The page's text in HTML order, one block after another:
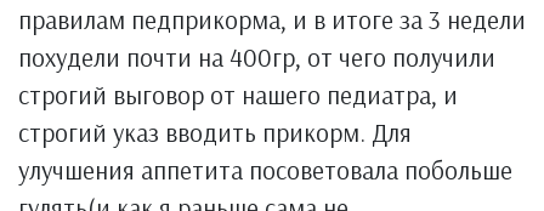
правилам педприкорма, и в итоге за 3 недели
похудели почти на 400гр, от чего получили
строгий выговор от нашего педиатра, и
строгий указ вводить прикорм. Для
улучшения аппетита посоветовала побольше